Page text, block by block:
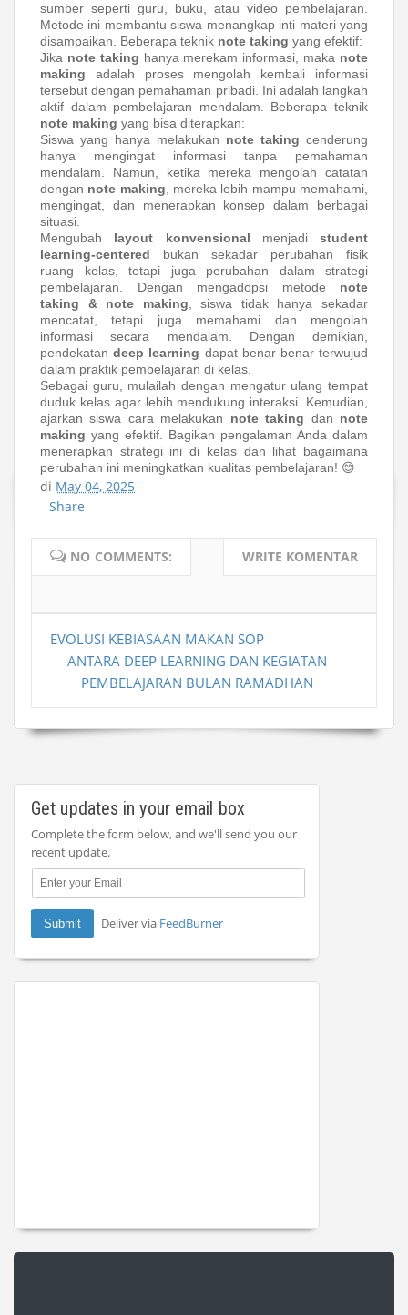
sumber seperti guru, buku, atau video pembelajaran.
Metode ini membantu siswa menangkap inti materi yang
disampaikan. Beberapa teknik note taking yang efektif:
Jika note taking hanya merekam informasi, maka note
making adalah proses mengolah kembali informasi
tersebut dengan pemahaman pribadi. Ini adalah langkah
aktif dalam pembelajaran mendalam. Beberapa teknik
note making yang bisa diterapkan:
Siswa yang hanya melakukan note taking cenderung
hanya mengingat informasi tanpa pemahaman
mendalam. Namun, ketika mereka mengolah catatan
dengan note making , mereka lebih mampu memahami,
mengingat, dan menerapkan konsep dalam berbagai
situasi.
Mengubah layout konvensional menjadi student
learning-centered bukan sekadar perubahan fisik
ruang kelas, tetapi juga perubahan dalam strategi
pembelajaran. Dengan mengadopsi metode note
taking & note making , siswa tidak hanya sekadar
mencatat, tetapi juga memahami dan mengolah
informasi secara mendalam. Dengan demikian,
pendekatandeep learning dapat benar-benar terwujud
dalam praktik pembelajaran di kelas.
Sebagai guru, mulailah dengan mengatur ulang tempat
duduk kelas agar lebih mendukung interaksi. Kemudian,
ajarkan siswa cara melakukan note taking dan note
making yang efektif. Bagikan pengalaman Anda dalam
menerapkan strategi ini di kelas dan lihat bagaimana
perubahan ini meningkatkan kualitas pembelajaran! 😊
di May 04, 2025
Share
NO COMMENTS: WRITE KOMENTAR
EVOLUSI KEBIASAAN MAKAN SOP
ANTARA DEEP LEARNING DAN KEGIATAN
PEMBELAJARAN BULAN RAMADHAN
Get updates in your email box
Complete the form below, and we'll send you our
recent update.
Deliver via FeedBurner